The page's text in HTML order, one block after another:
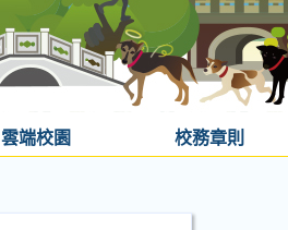
雲端校園 校務章則